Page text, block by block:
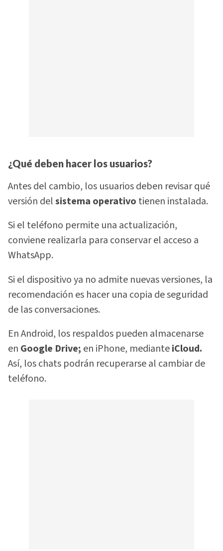
¿Qué deben hacer los usuarios?
Antes del cambio, los usuarios deben revisar qué
versión delsistema operativo tienen instalada.
Si el teléfono permite una actualización,
conviene realizarla para conservar el acceso a
WhatsApp.
Si el dispositivo ya no admite nuevas versiones, la
recomendación es hacer una copia de seguridad
de las conversaciones.
En Android, los respaldos pueden almacenarse
en Google Drive; en iPhone, medianteiCloud.
Así, los chats podrán recuperarse al cambiar de
teléfono.